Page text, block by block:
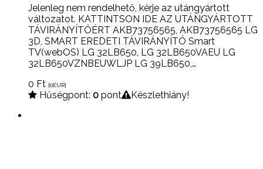
Jelenleg nem rendelhető, kérje az utángyártott
változatot. KATTINTSON IDE AZ UTÁNGYÁRTOTT
TÁVIRÁNYÍTÓÉRT AKB73756565, AKB73756565 LG
3D, SMART EREDETI TÁVIRÁNYÍTÓ Smart
TV(webOS) LG 32LB650, LG 32LB650VAEU LG
32LB650VZNBEUWLJP LG 39LB650,…
0 Ft [0EUR]
Hűségpont: 0 pont Készlethiány!